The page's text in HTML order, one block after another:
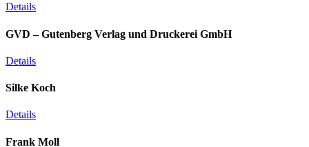
Details
GVD – Gutenberg Verlag und Druckerei GmbH
Details
Silke Koch
Details
Frank Moll